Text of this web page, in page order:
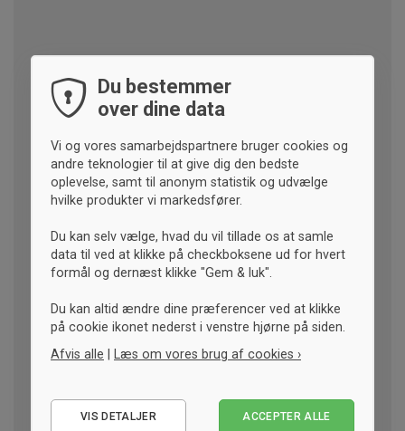
Du bestemmer
over dine data
Vi og vores samarbejdspartnere bruger cookies og
andre teknologier til at give dig den bedste
oplevelse, samt til anonym statistik og udvælge
hvilke produkter vi markedsfører.
Du kan selv vælge, hvad du vil tillade os at samle
data til ved at klikke på checkboksene ud for hvert
formål og dernæst klikke "Gem & luk".
Du kan altid ændre dine præferencer ved at klikke
på cookie ikonet nederst i venstre hjørne på siden.
Afvis alle
Læs om vores brug af cookies ›
Statistiske
VIS DETALJER ACCEPTER ALLE